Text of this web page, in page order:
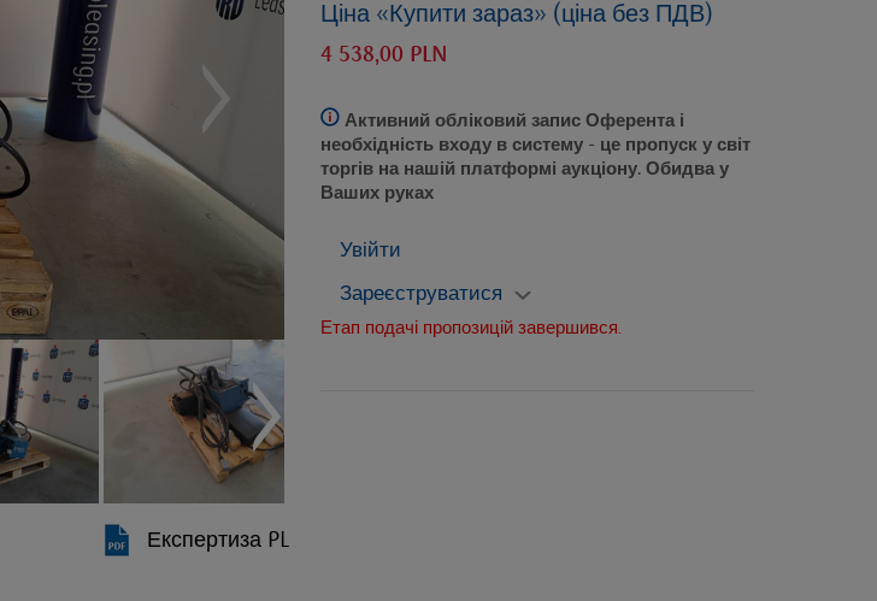
Ціна «Купити зараз» (ціна без ПДВ)
4 538,00 PLN
Активний обліковий запис Оферента і
необхідність входу в систему - це пропуск у світ
торгів на нашій платформі аукціону. Обидва у
Ваших руках
Увійти
Зареєструватися
Етап подачі пропозицій завершився.
Експертиза PL